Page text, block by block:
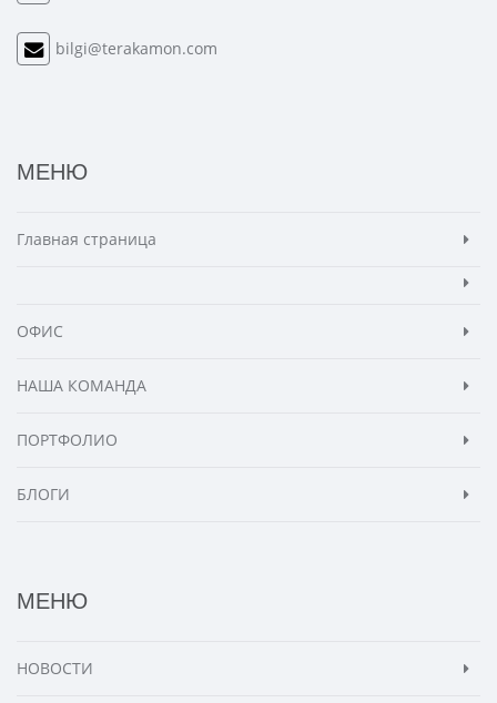
bilgi@terakamon.com
МЕНЮ
Главная страница
ОФИС
НАША КОМАНДА
ПОРТФОЛИО
БЛОГИ
МЕНЮ
НОВОСТИ